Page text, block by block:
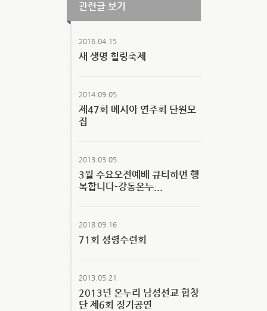
관련글 보기
2016.04.15
새 생명 힐링축제
2014.09.05
제47회 메시아 연주회 단원모
집
2013.03.05
3월 수요오전예배 큐티하면 행
복합니다-강동온누...
2018.09.16
71회 성령수련회
2013.05.21
2013년 온누리 남성선교 합창
단 제6회 정기공연